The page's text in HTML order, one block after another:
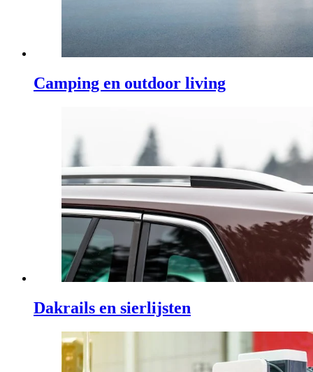
Camping en outdoor living
Dakrails en sierlijsten